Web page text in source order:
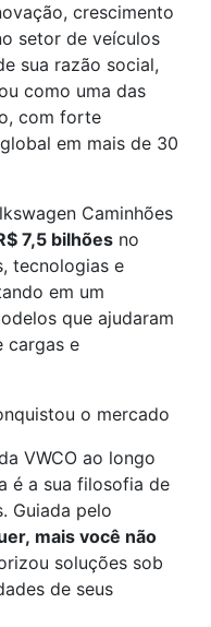
crescimento
setor de veículos
sua razão social,
como uma das
com forte
em mais de 30
Caminhões
7,5 bilhões no
tecnologias e
em um
que ajudaram
cargas e
o mercado
VWCO ao longo
é a sua filosofia de
Guiada pelo
mais você não
soluções sob
de seus